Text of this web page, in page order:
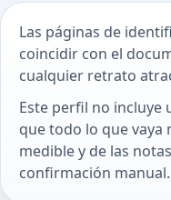
Las páginas de
coincidir con el
cualquier retrato
Este perfil no incluye
que todo lo que vaya
medible y de las
confirmación manual.